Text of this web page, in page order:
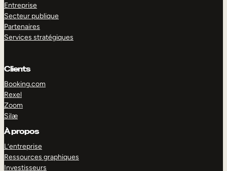
Entreprise
Secteur publique
Partenaires
Services stratégiques
Clients
Booking.com
Rexel
Zoom
Silæ
À propos
L’entreprise
Ressources graphiques
Investisseurs